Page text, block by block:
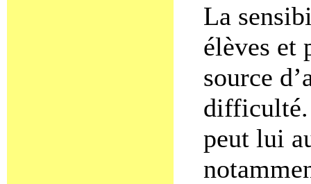
La
élèves et
source
difficulté.
peut lui